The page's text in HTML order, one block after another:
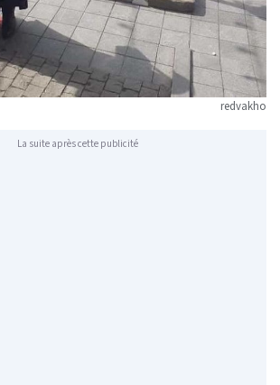
redvakho
La suite après cette publicité